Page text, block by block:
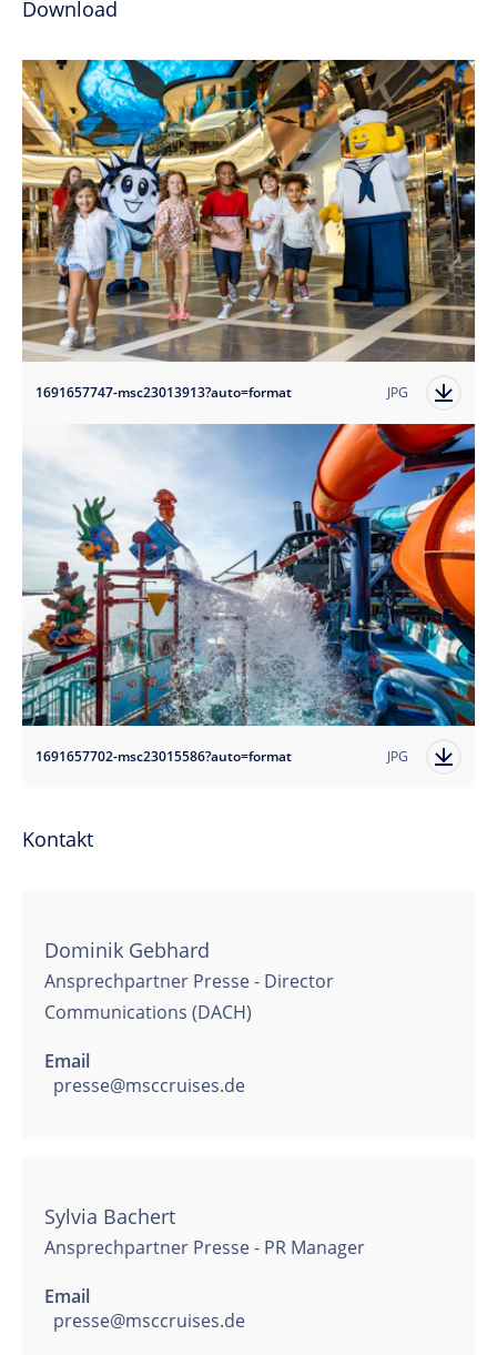
Download
1691657747-msc23013913?auto=format JPG
1691657702-msc23015586?auto=format JPG
Kontakt
Dominik Gebhard
Ansprechpartner Presse - Director
Communications (DACH)
Email
presse@msccruises.de
Sylvia Bachert
Ansprechpartner Presse - PR Manager
Email
presse@msccruises.de